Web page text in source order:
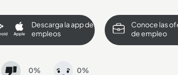
Descarga la app de
empleos
Conoce las
de empleo
0% 0%